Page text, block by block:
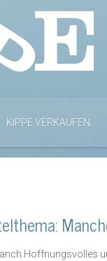
KIPPE VERKAUFEN
Hoffnungsvolles